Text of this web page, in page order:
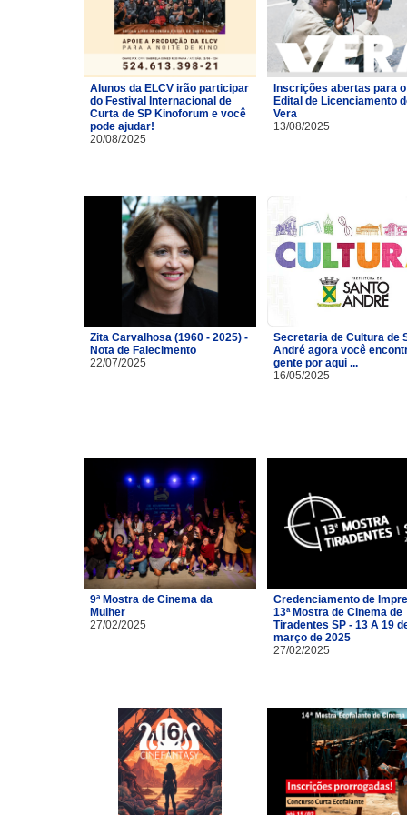
Alunos da ELCV irão participar
do Festival Internacional de
Curta de SP Kinoforum e você
pode ajudar!
20/08/2025
Inscrições abertas para o
Edital de Licenciamento
Vera
13/08/2025
Zita Carvalhosa (1960 - 2025) -
Nota de Falecimento
22/07/2025
Secretaria de Cultura de
André agora você
gente por aqui ...
16/05/2025
9ª Mostra de Cinema da
Mulher
27/02/2025
Credenciamento de
13ª Mostra de Cinema de
Tiradentes SP - 13 A 19
março de 2025
27/02/2025